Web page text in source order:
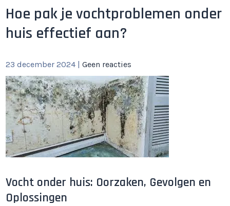
Hoe pak je vochtproblemen onder
huis effectief aan?
23 december 2024 |Geen reacties
Vocht onder huis: Oorzaken, Gevolgen en
Oplossingen